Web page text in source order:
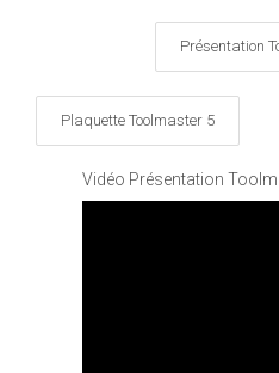
Présentation
Plaquette Toolmaster 5
Vidéo Présentation